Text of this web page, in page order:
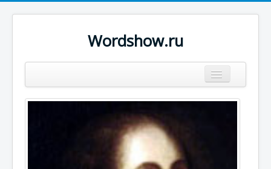
Wordshow.ru
Популярные цитаты